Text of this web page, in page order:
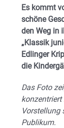
Es kommt
schöne
den Weg in
„Klassik
Edlinger
die
Das Foto
Vorstellung
Publikum.